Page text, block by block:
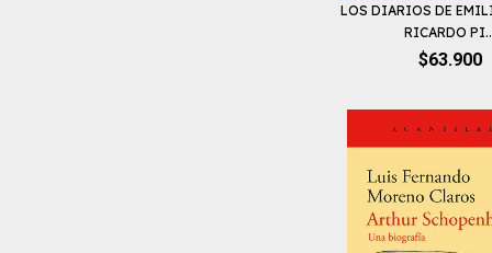
LOS DIARIOS DE
RICARDO
$63.900